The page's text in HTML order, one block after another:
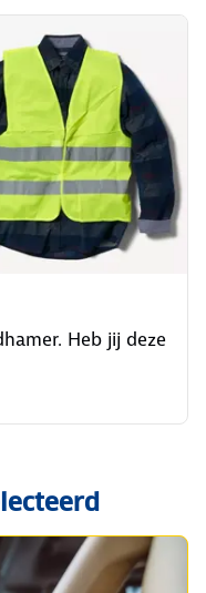
Heb jij deze